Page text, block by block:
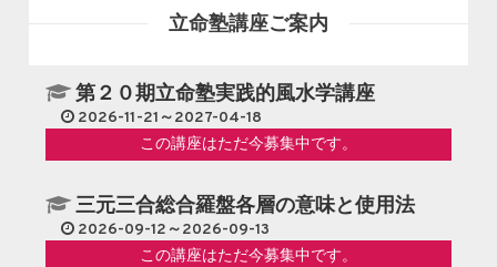
立命塾講座ご案内
第２０期立命塾実践的風水学講座
2026-11-21～2027-04-18
この講座はただ今募集中です。
三元三合総合羅盤各層の意味と使用法
2026-09-12～2026-09-13
この講座はただ今募集中です。